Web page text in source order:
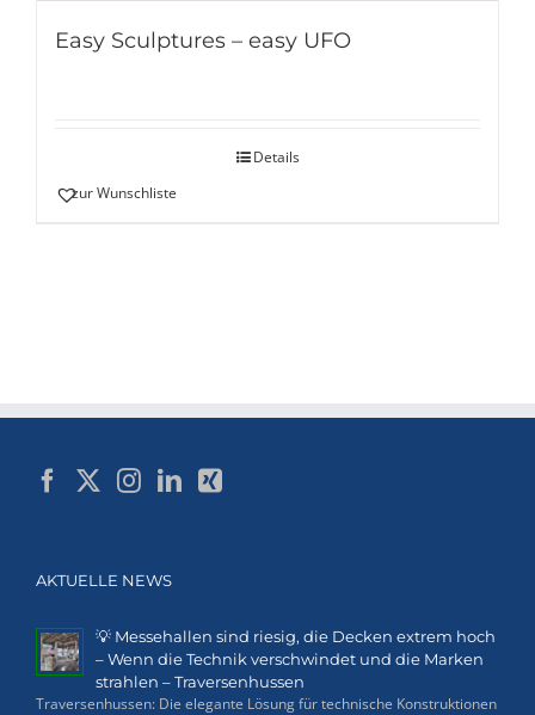
Easy Sculptures – easy UFO
Details
zur Wunschliste
AKTUELLE NEWS
💡 Messehallen sind riesig, die Decken extrem hoch
– Wenn die Technik verschwindet und die Marken
strahlen – Traversenhussen
Traversenhussen: Die elegante Lösung für technische Konstruktionen